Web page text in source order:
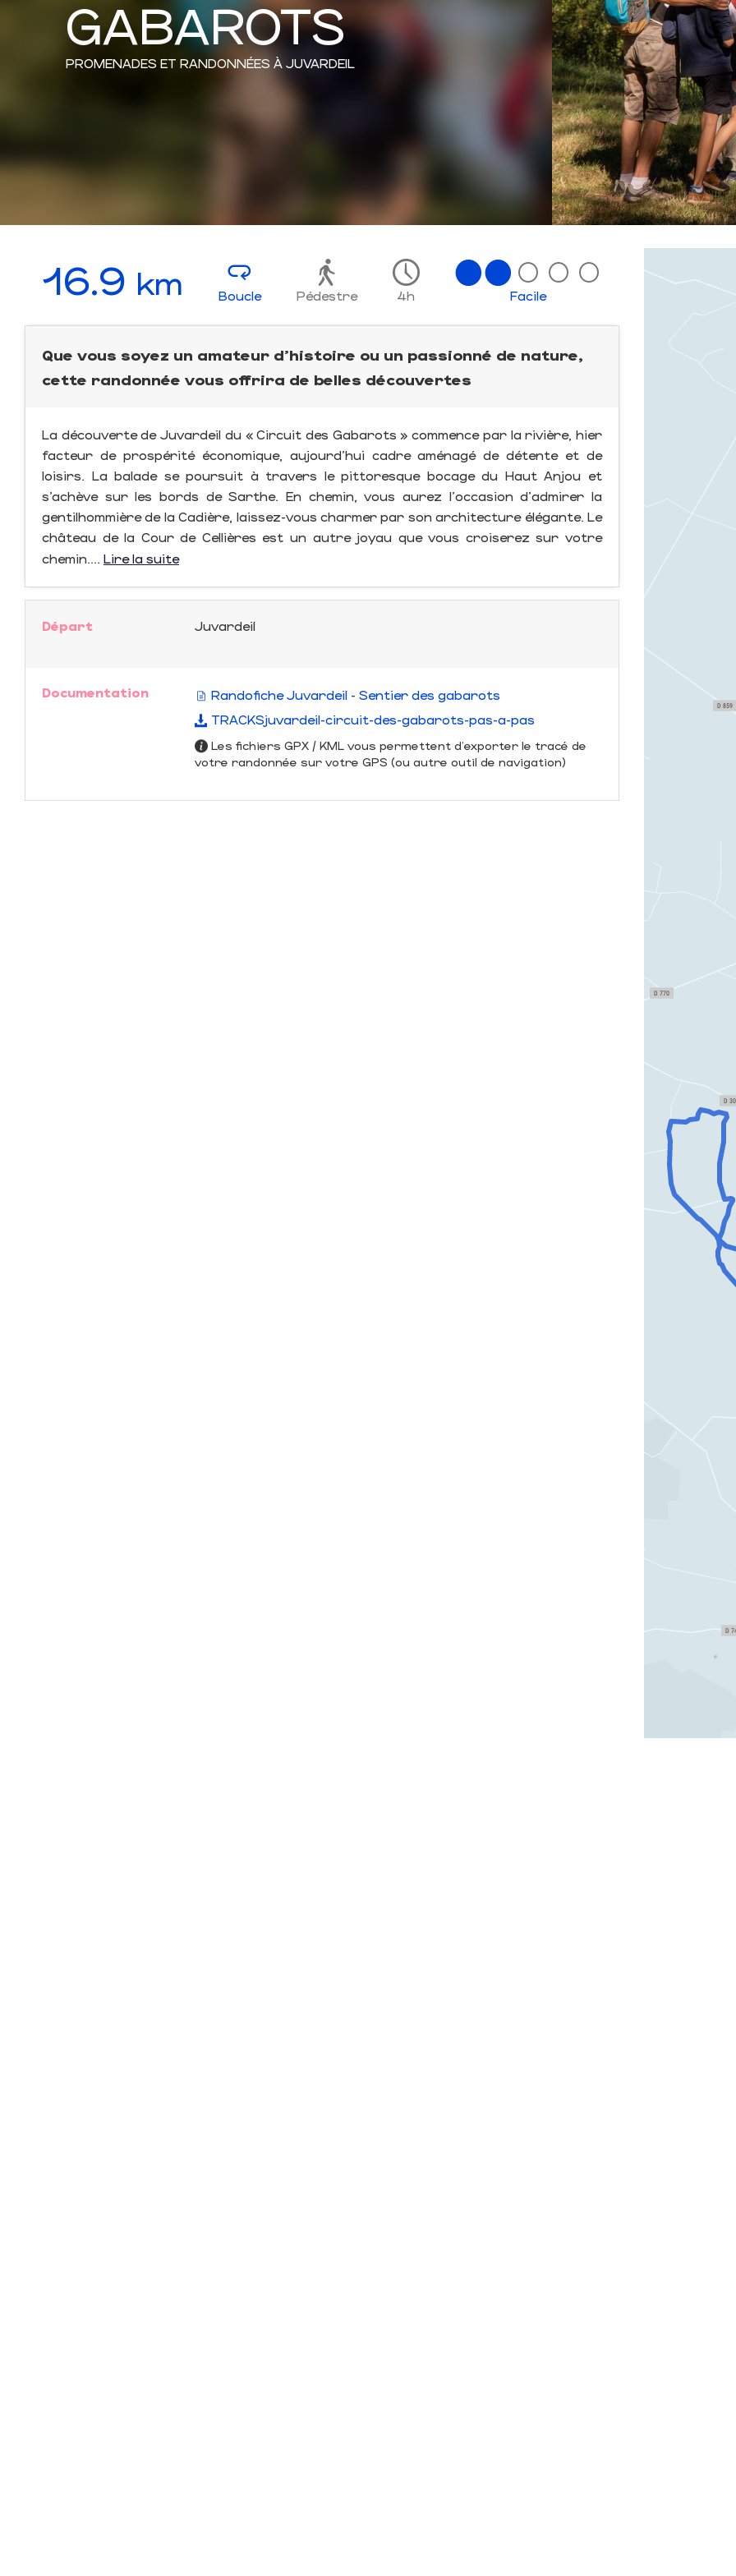
GABAROTS
PROMENADES ET RANDONNÉES À JUVARDEIL
16.9 km Boucle Pédestre 4h Facile
Que vous soyez un amateur d'histoire ou un passionné de nature,
cette randonnée vous offrira de belles découvertes
La découverte de Juvardeil du « Circuit des Gabarots » commence par la rivière, hier
facteur de prospérité économique, aujourd’hui cadre aménagé de détente et de
loisirs. La balade se poursuit à travers le pittoresque bocage du Haut Anjou et
s’achève sur les bords de Sarthe. En chemin, vous aurez l'occasion d'admirer la
gentilhommière de la Cadière, laissez-vous charmer par son architecture élégante. Le
château de la Cour de Cellières est un autre joyau que vous croiserez sur votre
chemin.... Lire la suite
Départ Juvardeil
Documentation
Randofiche Juvardeil - Sentier des gabarots
TRACKSjuvardeil-circuit-des-gabarots-pas-a-pas
Les fichiers GPX / KML vous permettent d'exporter le tracé de
votre randonnée sur votre GPS (ou autre outil de navigation)